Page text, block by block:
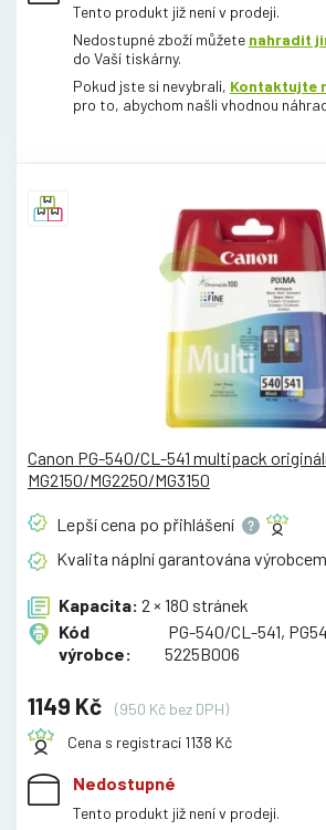
Tento produkt již není v prodeji.
Nedostupné zboží můžete nahradit
do Vaší tiskárny.
Pokud jste si nevybrali, Kontaktujte
pro to, abychom našli vhodnou
Canon PG-540/CL-541 multipack
MG2150/MG2250/MG3150
Lepší cena po přihlášení
Kvalita náplní garantována výrobcem
Kapacita: 2 × 180 stránek
Kód
výrobce:
PG-540/CL-541,
5225B006
1149 Kč
(950 Kč bez DPH)
Cena s registrací 1138 Kč
Nedostupné
Tento produkt již není v prodeji.